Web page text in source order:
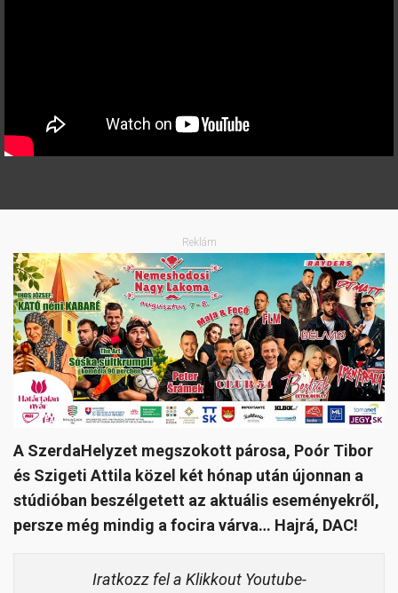
Reklám
A SzerdaHelyzet megszokott párosa, Poór Tibor
és Szigeti Attila közel két hónap után újonnan a
stúdióban beszélgetett az aktuális eseményekről,
persze még mindig a focira várva… Hajrá, DAC!
Iratkozz fel a Klikkout Youtube-